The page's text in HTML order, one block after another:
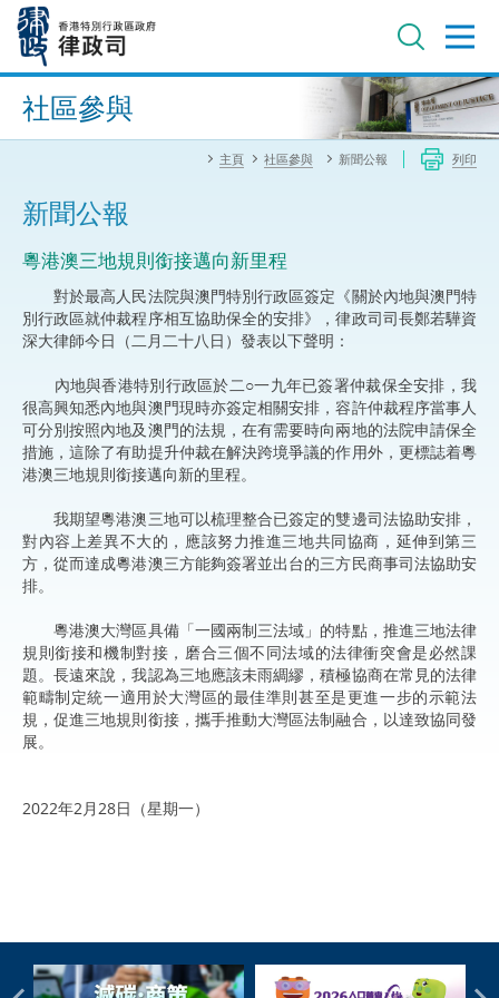
內
進階搜尋
社區參與
主頁 社區參與 新聞公報 列印
新聞公報
​粵港澳三地規則銜接邁向新里程
對於最高人民法院與澳門特別行政區簽定《關於內地與澳門特
別行政區就仲裁程序相互協助保全的安排》，律政司司長鄭若驊資
深大律師今日（二月二十八日）發表以下聲明：
內地與香港特別行政區於二○一九年已簽署仲裁保全安排，我
很高興知悉內地與澳門現時亦簽定相關安排，容許仲裁程序當事人
可分別按照內地及澳門的法規，在有需要時向兩地的法院申請保全
措施，這除了有助提升仲裁在解決跨境爭議的作用外，更標誌着粵
港澳三地規則銜接邁向新的里程。
我期望粵港澳三地可以梳理整合已簽定的雙邊司法協助安排，
對內容上差異不大的，應該努力推進三地共同協商，延伸到第三
方，從而達成粵港澳三方能夠簽署並出台的三方民商事司法協助安
排。
粵港澳大灣區具備「一國兩制三法域」的特點，推進三地法律
規則銜接和機制對接，磨合三個不同法域的法律衝突會是必然課
題。長遠來說，我認為三地應該未雨綢繆，積極協商在常見的法律
範疇制定統一適用於大灣區的最佳準則甚至是更進一步的示範法
規，促進三地規則銜接，攜手推動大灣區法制融合，以達致協同發
展。
2022年2月28日（星期一）